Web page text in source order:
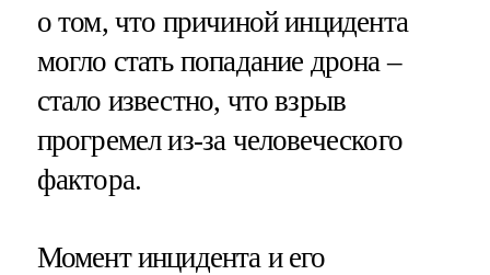
о том, что причиной инцидента
могло стать попадание дрона –
стало известно, что взрыв
прогремел из-за человеческого
фактора.
Момент инцидента и его